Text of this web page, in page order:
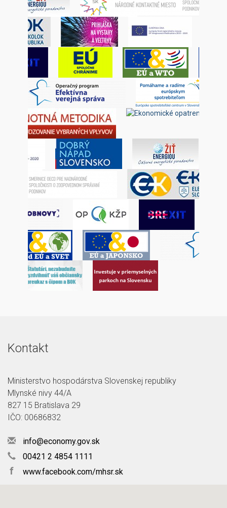
Kontakt
Ministerstvo hospodárstva Slovenskej republiky
Mlynské nivy 44/A
827 15 Bratislava 29
IČO: 00686832
info@economy.gov.sk
00421 2 4854 1111
f www.facebook.com/mhsr.sk